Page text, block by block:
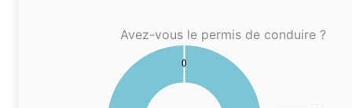
Avez-vous le permis de conduire ?